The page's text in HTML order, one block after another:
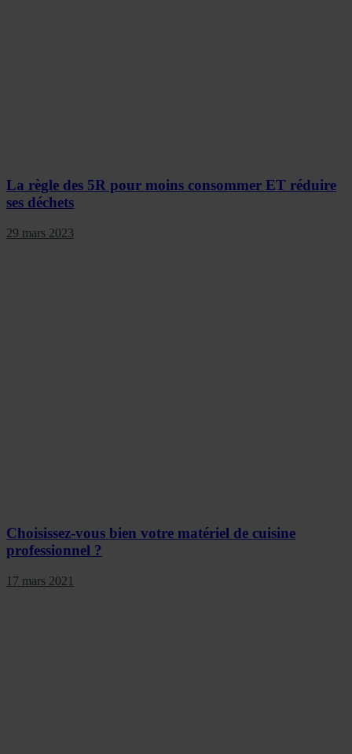
La règle des 5R pour moins consommer ET réduire
ses déchets
29 mars 2023
Choisissez-vous bien votre matériel de cuisine
professionnel ?
17 mars 2021